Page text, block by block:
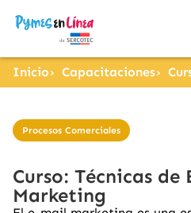
Inicio Capacitaciones
Procesos Comerciales
Curso: Técnicas de
Marketing